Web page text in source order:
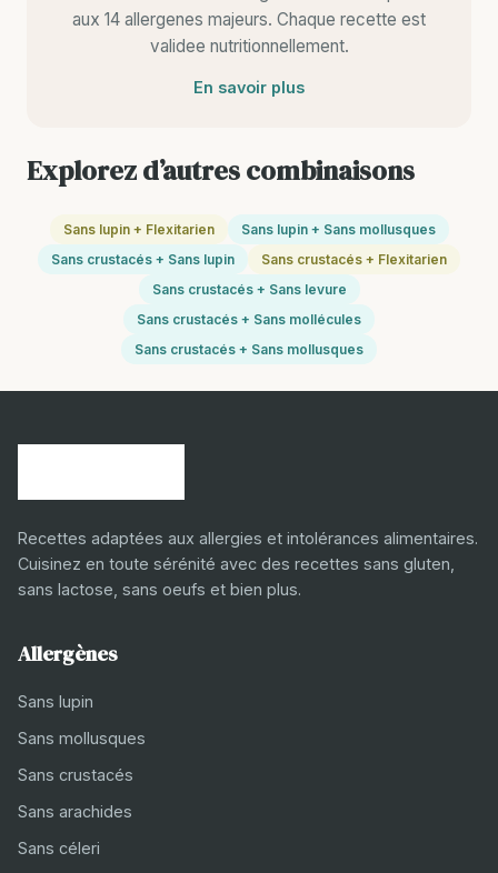
aux 14 allergenes majeurs. Chaque recette est
validee nutritionnellement.
En savoir plus
Explorez d’autres combinaisons
Sans lupin + Flexitarien
Sans lupin + Sans mollusques
Sans crustacés + Sans lupin
Sans crustacés + Flexitarien
Sans crustacés + Sans levure
Sans crustacés + Sans mollécules
Sans crustacés + Sans mollusques
Recettes adaptées aux allergies et intolérances alimentaires.
Cuisinez en toute sérénité avec des recettes sans gluten,
sans lactose, sans oeufs et bien plus.
Allergènes
Sans lupin
Sans mollusques
Sans crustacés
Sans arachides
Sans céleri